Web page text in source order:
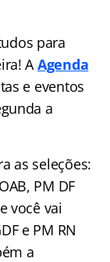
para
AAgenda
e eventos
a
as seleções:
PM DF
você vai
e PM RN
a